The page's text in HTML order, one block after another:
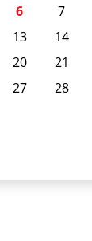
6 7
13 14
20 21
27 28